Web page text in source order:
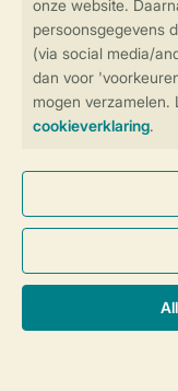
een ruime
borrelen en
het
zwemmen en
Harbour Villagein
watervilla's met
een bijzonder
meer tips voor een
voor de hele club.